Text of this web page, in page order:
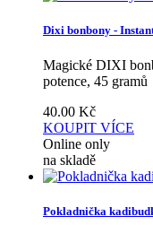
Dixi bonbony -
Magické DIXI
potence, 45 gramů
40.00 Kč
KOUPIT VÍCE
Online only
na skladě
Pokladnička